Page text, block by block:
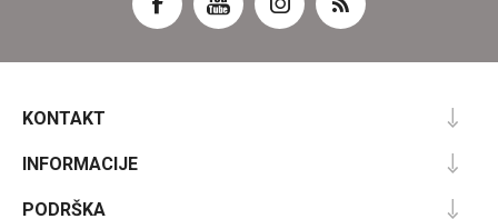
KONTAKT
INFORMACIJE
PODRŠKA